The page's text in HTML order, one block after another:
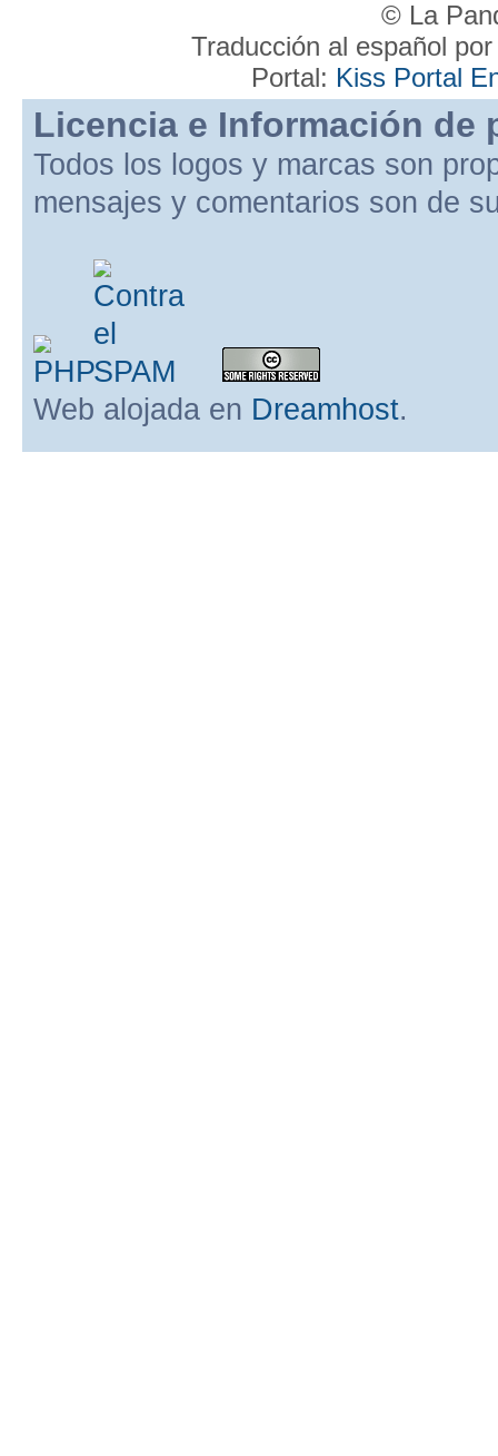
© La
Traducción al español
Portal: Kiss Portal
Licencia e Información de
Todos los logos y marcas son
mensajes y comentarios son de
Web alojada en Dreamhost.